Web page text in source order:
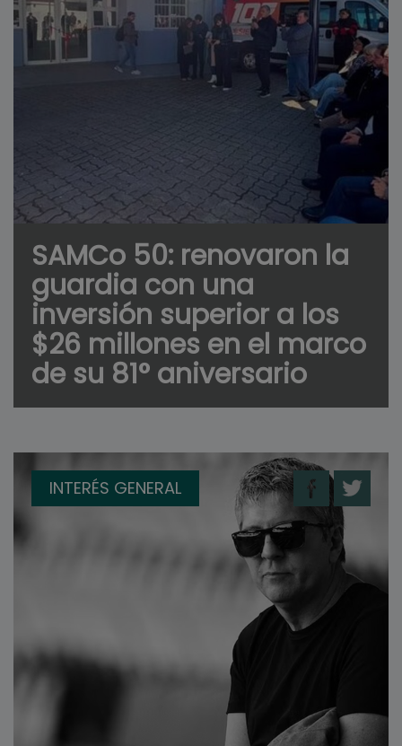
SAMCo 50: renovaron la
guardia con una
inversión superior a los
$26 millones en el marco
de su 81° aniversario
INTERÉS GENERAL